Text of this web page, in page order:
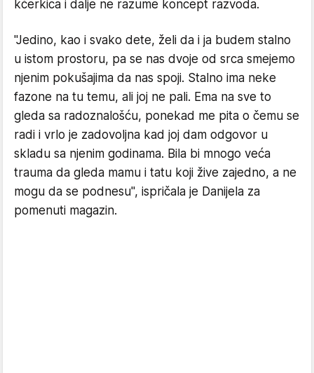
kćerkica i dalje ne razume koncept razvoda.
"Jedino, kao i svako dete, želi da i ja budem stalno
u istom prostoru, pa se nas dvoje od srca smejemo
njenim pokušajima da nas spoji. Stalno ima neke
fazone na tu temu, ali joj ne pali. Ema na sve to
gleda sa radoznalošću, ponekad me pita o čemu se
radi i vrlo je zadovoljna kad joj dam odgovor u
skladu sa njenim godinama. Bila bi mnogo veća
trauma da gleda mamu i tatu koji žive zajedno, a ne
mogu da se podnesu", ispričala je Danijela za
pomenuti magazin.